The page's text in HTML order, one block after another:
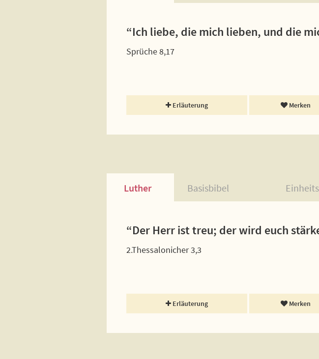
“Ich liebe, die mich lieben, und die
Sprüche 8,17
Erläuterung Merken
Luther Basisbibel
“Der Herr ist treu; der wird euch
2.Thessalonicher 3,3
Erläuterung Merken